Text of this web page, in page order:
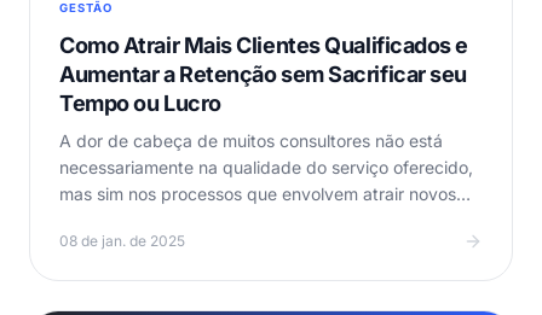
GESTÃO
Como Atrair Mais Clientes Qualificados e
Aumentar a Retenção sem Sacrificar seu
Tempo ou Lucro
A dor de cabeça de muitos consultores não está
necessariamente na qualidade do serviço oferecido,
mas sim nos processos que envolvem atrair novos
08 de jan. de 2025